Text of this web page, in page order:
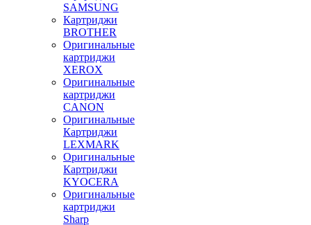
SAMSUNG
Картриджи
BROTHER
Оригинальные
картриджи
XEROX
Оригинальные
картриджи
CANON
Оригинальные
Картриджи
LEXMARK
Оригинальные
Картриджи
KYOCERA
Оригинальные
картриджи
Sharp